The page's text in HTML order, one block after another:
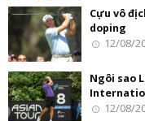
Cựu vô
doping
12/08/
Ngôi sao
12/08/